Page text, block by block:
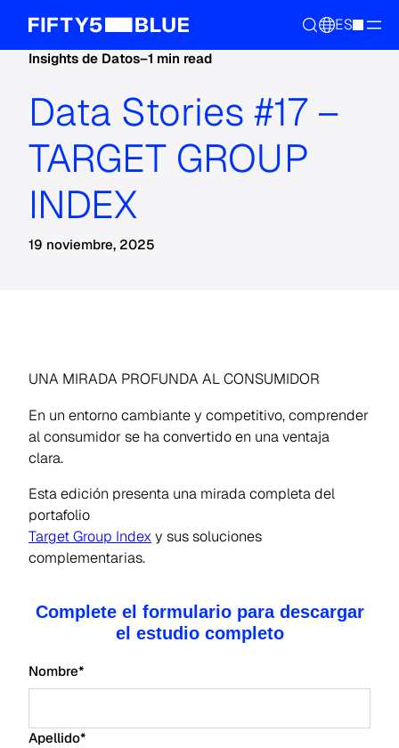
ES
Insights de Datos–1 min read
Data Stories #17 –
TARGET GROUP
INDEX
19 noviembre, 2025
UNA MIRADA PROFUNDA AL CONSUMIDOR
En un entorno cambiante y competitivo, comprender
al consumidor se ha convertido en una ventaja
clara.
Esta edición presenta una mirada completa del
portafolio
Target Group Indexy sus soluciones
complementarias.
Complete el formulario para descargar
el estudio completo
Nombre*
Apellido*